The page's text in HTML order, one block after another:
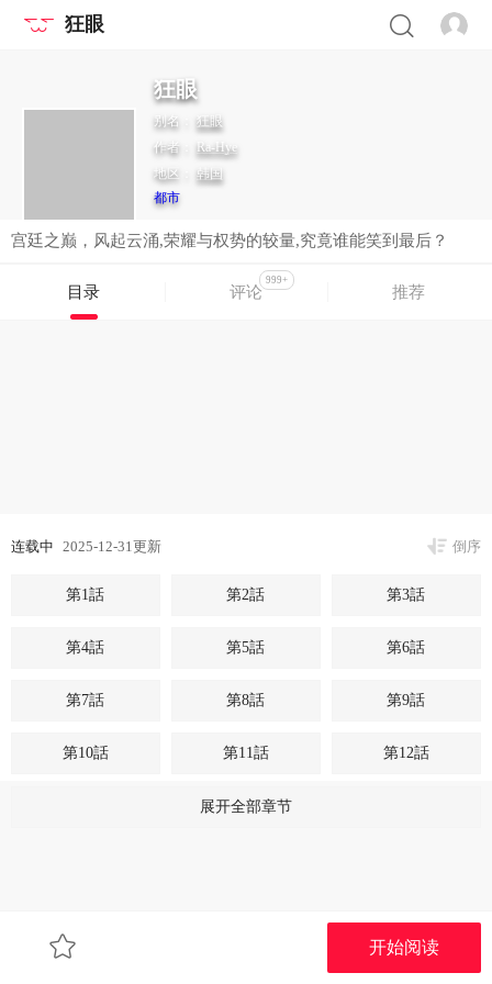
狂眼
狂眼
别名： 狂眼
作者： Ra-Hye
地区： 韩国
都市
宫廷之巅，风起云涌,荣耀与权势的较量,究竟谁能笑到最后？
目录 评论
999+
推荐
连载中 2025-12-31更新 倒序
第1話 第2話 第3話
第4話 第5話 第6話
第7話 第8話 第9話
第10話 第11話 第12話
第14話
第22話
开始阅读
展开全部章节